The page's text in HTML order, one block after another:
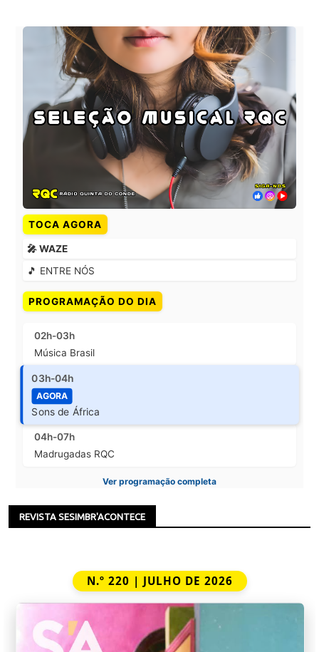
TOCA AGORA
🎤 WAZE
🎵 ENTRE NÓS
PROGRAMAÇÃO DO DIA
02h-03h
Música Brasil
03h-04h
AGORA
Sons de África
04h-07h
Madrugadas RQC
Ver programação completa
REVISTA SESIMBR'ACONTECE
N.º 220 | JULHO DE 2026